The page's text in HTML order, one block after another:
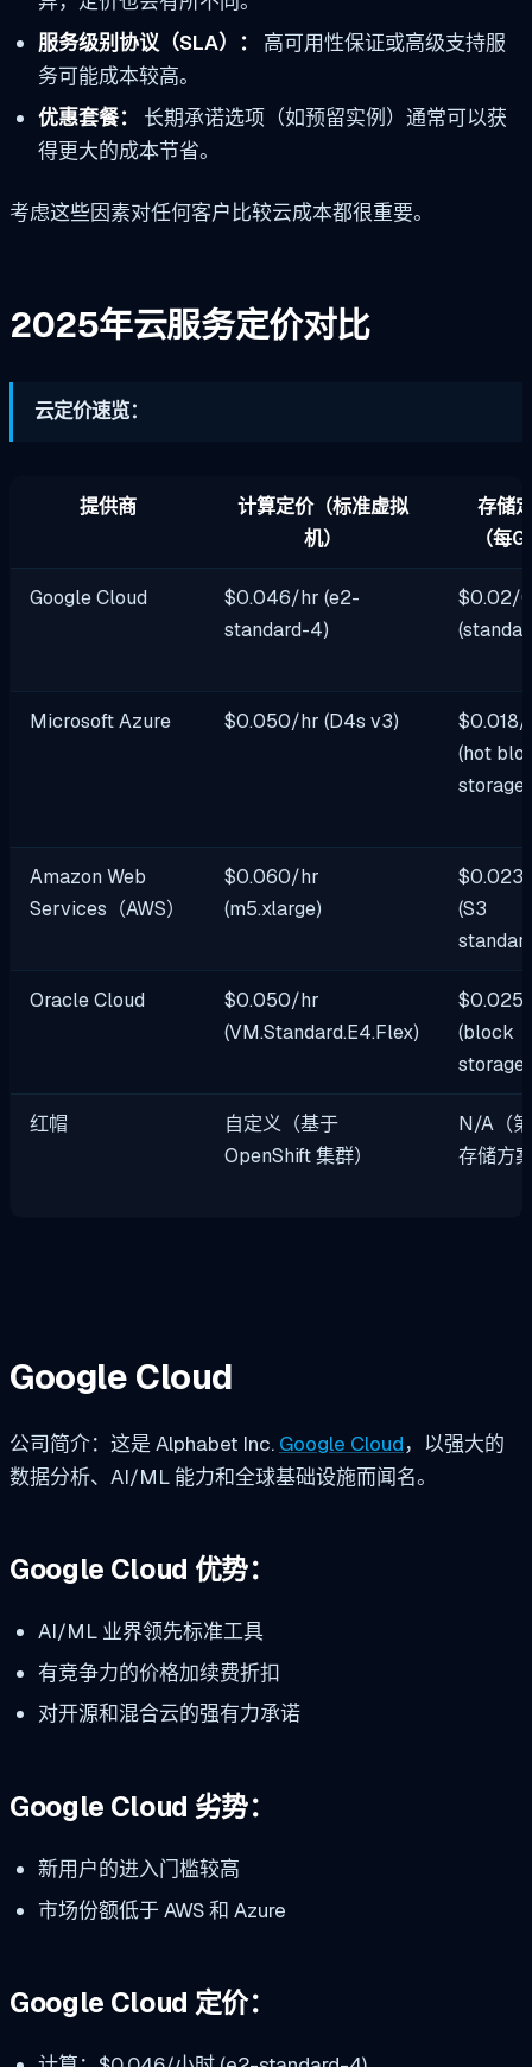
服务级别协议（SLA）：
高可用性保证或高级支持服
务可能成本较高。
优惠套餐：
长期承诺选项（如预留实例）通常可以获
得更大的成本节省。
考虑这些因素对任何客户比较云成本都很重要。
2025年云服务定价对比
云定价速览：
提供商
计算定价（标准虚拟
机）
存储
（每
Google Cloud
$0.046/hr (e2-
standard-4)
$0.02/
Microsoft Azure $0.050/hr (D4s v3)
$0.018/
(hot
storage)
Amazon Web
Services（AWS）
$0.060/hr
(m5.xlarge)
(S3
Oracle Cloud
$0.050/hr
(VM.Standard.E4.Flex)
(block
storage)
红帽
自定义（基于
OpenShift 集群）
N/A（
存储方
Google Cloud
公司简介：这是 Alphabet Inc. Google Cloud，以强大的
数据分析、AI/ML 能力和全球基础设施而闻名。
Google Cloud 优势：
AI/ML 业界领先标准工具
有竞争力的价格加续费折扣
对开源和混合云的强有力承诺
Google Cloud 劣势：
新用户的进入门槛较高
市场份额低于 AWS 和 Azure
Google Cloud 定价：